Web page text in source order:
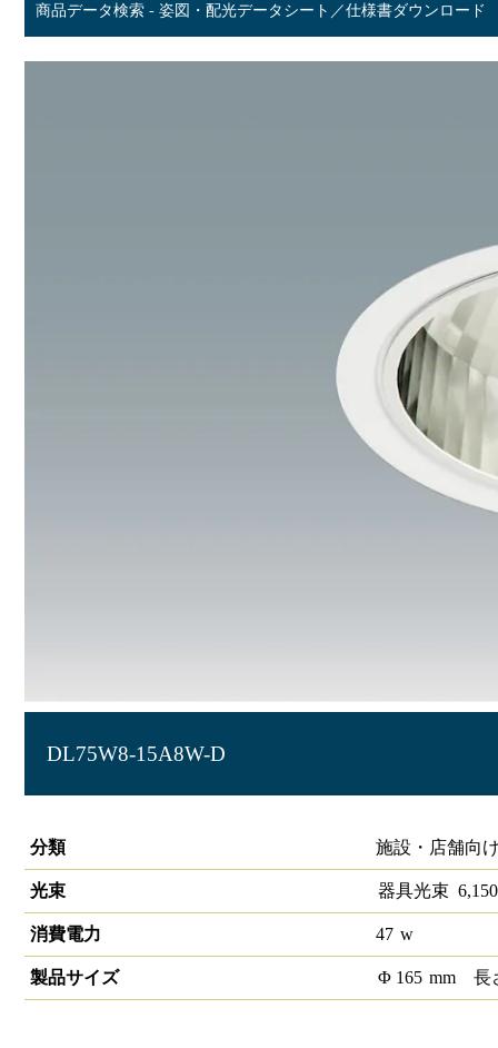
商品データ検索 - 姿図・配光データシート／仕様書ダウンロード
DL75W8-15A8W-D
分類
施設・店舗向
光束 器具光束 6,150
消費電力 47 w
製品サイズ Φ 165 mm 長